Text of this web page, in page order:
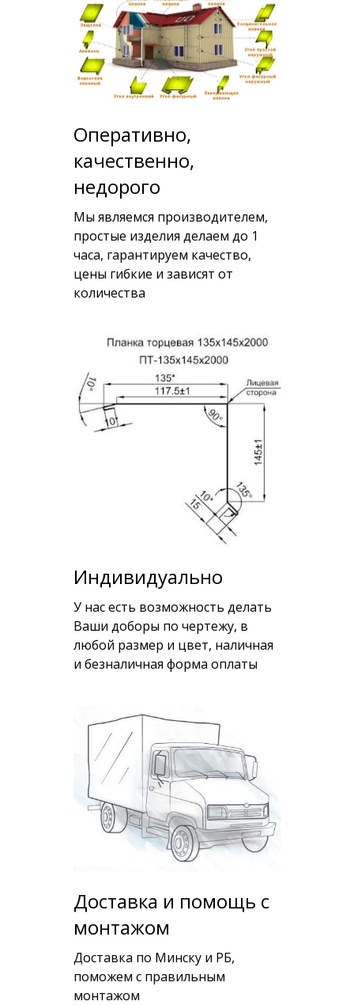
Оперативно,
качественно,
недорого
Мы являемся производителем,
простые изделия делаем до 1
часа, гарантируем качество,
цены гибкие и зависят от
количества
Индивидуально
У нас есть возможность делать
Ваши доборы по чертежу, в
любой размер и цвет, наличная
и безналичная форма оплаты
Доставка и помощь с
монтажом
Доставка по Минску и РБ,
поможем с правильным
монтажом